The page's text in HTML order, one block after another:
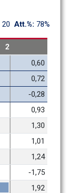
20 Att.%: 78%
2
0,60
0,72
-0,28
0,93
1,30
1,01
1,24
-1,75
1,92